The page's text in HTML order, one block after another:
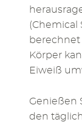
(Chemical
berechnet
Körper
Eiweiß
Genießen
den